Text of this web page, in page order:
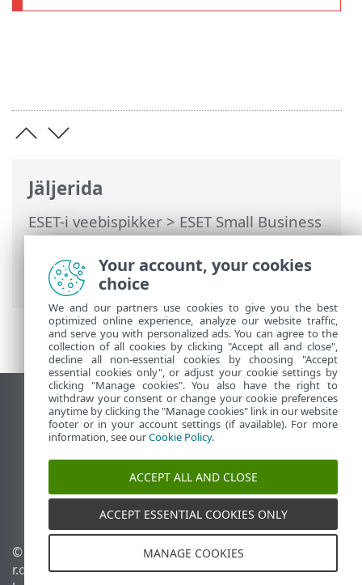
Jäljerida
ESET-i veebispikker>ESET Small Business
Security>Töötamine programmiga ESET
Small Business Security>Häälestus>
Turbetööriistad> Brauseri ekraanikaitse
Vaata tavaarvutile mõeldud veebilehte
End of Life
ESET-i teabebaas
ESET-i foorum
ESET Status Portal
Piirkondlik tugi
© 1992 - 2026 ESET, spol. s
r.o. – kõik õigused on
Küpsisepoliitika
Your account, your cookies
choice
We and our partners use cookies to give you the best
optimized online experience, analyze our website traffic,
and serve you with personalized ads. You can agree to the
collection of all cookies by clicking "Accept all and close",
decline all non-essential cookies by choosing "Accept
essential cookies only", or adjust your cookie settings by
clicking "Manage cookies". You also have the right to
withdraw your consent or change your cookie preferences
anytime by clicking the "Manage cookies" link in our website
footer or in your account settings (if available). For more
information, see ourCookie Policy.
ACCEPT ALL AND CLOSE
ACCEPT ESSENTIAL COOKIES ONLY
MANAGE COOKIES